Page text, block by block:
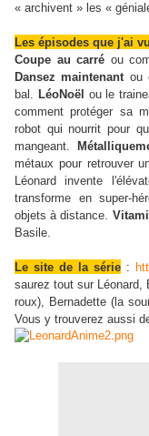
« archivent » les «
Les épisodes que j'ai
Coupe au carré ou
Dansez maintenantou
bal. LéoNoël ou le
comment protéger sa
robot qui nourrit pour
mangeant.
métaux pour retrouver
Léonard invente
transforme en super-
objets à distance.
Basile.
Le site de la série :
saurez tout sur Léonard,
roux), Bernadette (la
Vous y trouverez aussi